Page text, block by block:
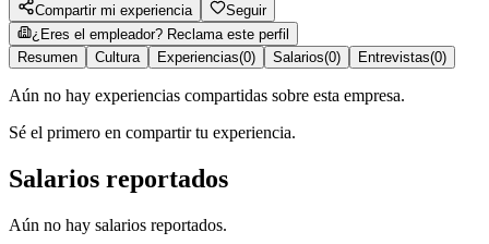
Compartir mi experiencia
Seguir
¿Eres el empleador? Reclama este perfil
Resumen
Cultura Experiencias(0) Salarios(0) Entrevistas(0)
Aún no hay experiencias compartidas sobre esta empresa.
Sé el primero en compartir tu experiencia.
Salarios reportados
Aún no hay salarios reportados.